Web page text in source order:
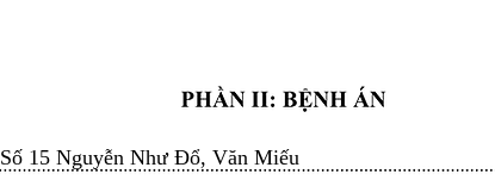
Số 15 Nguyễn Như Đổ, Văn Miếu